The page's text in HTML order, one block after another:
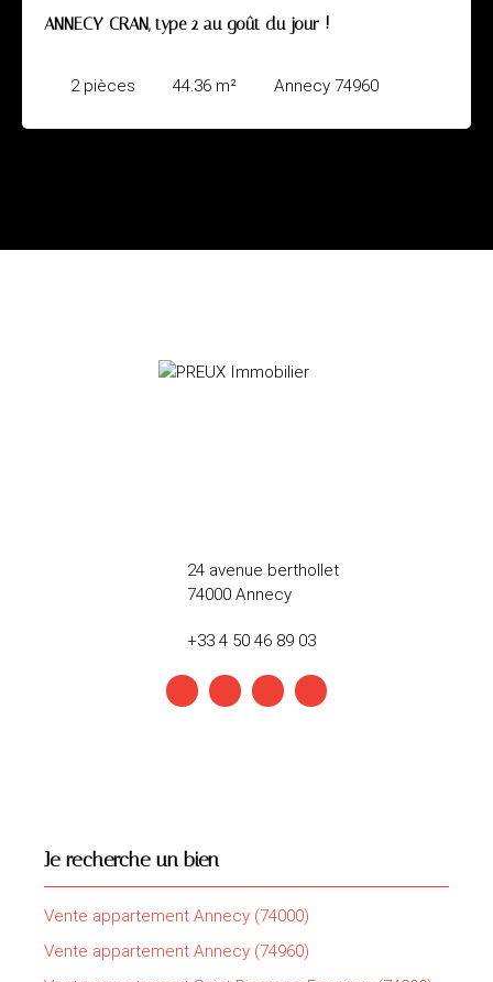
ANNECY-CRAN, type 2 au goût du jour !
2 pièces 44.36 m² Annecy 74960
24 avenue berthollet
74000 Annecy
+33 4 50 46 89 03
Je recherche un bien
Vente appartement Annecy (74000)
Vente appartement Annecy (74960)